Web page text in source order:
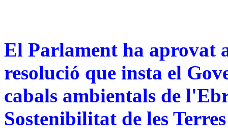
El Parlament ha aprovat
resolució que insta el
cabals ambientals de
Sostenibilitat de les